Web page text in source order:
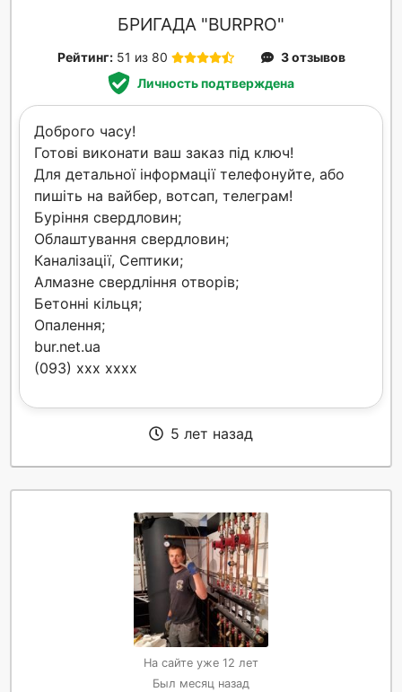
БРИГАДА "BURPRO"
Рейтинг: 51 из 80
3 отзывов
Личность подтверждена
Доброго часу!
Готові виконати ваш заказ під ключ!
Для детальної інформації телефонуйте, або
пишіть на вайбер, вотсап, телеграм!
Буріння свердловин;
Облаштування свердловин;
Каналізації, Септики;
Алмазне свердління отворів;
Бетонні кільця;
Опалення;
bur.net.ua
(093) xxx xxxx
5 лет назад
На сайте уже 12 лет
Был месяц назад